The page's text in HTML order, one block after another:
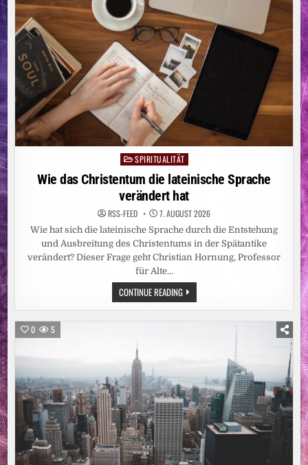
Posted
in
SPIRITUALITÄT
Wie das Christentum die lateinische Sprache
verändert hat
RSS-FEED 7. AUGUST 2026
Wie hat sich die lateinische Sprache durch die Entstehung
und Ausbreitung des Christentums in der Spätantike
verändert? Dieser Frage geht Christian Hornung, Professor
für Alte…
CONTINUE READINGWIE
DAS
CHRISTENTUM
0 5